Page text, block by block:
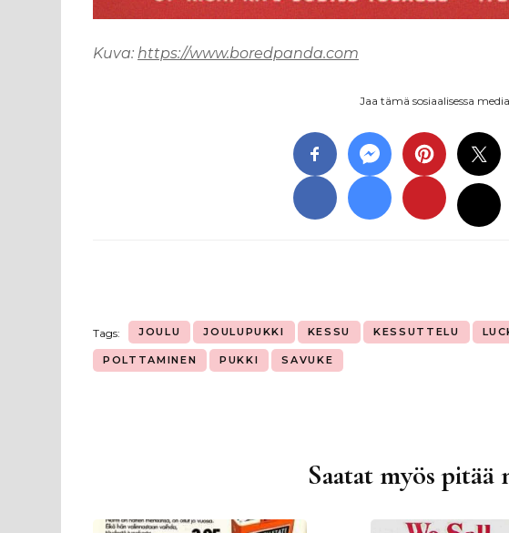
Kuva: https://www.boredpanda.com
Jaa tämä sosiaalisessa
Tags: JOULU JOULUPUKKI KESSU KESSUTTELU
POLTTAMINEN PUKKI SAVUKE
Saatat myös pitää